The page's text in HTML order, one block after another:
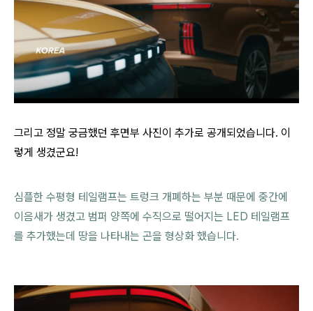
그리고 정말 궁금했던 후면부 사진이 추가로 공개되었습니다. 이
렇게 생겼군요!
심플한 수평형 테일램프는 트렁크 개폐하는 부분 때문에 중간에
이음새가 생겼고 범퍼 양쪽에 수직으로 떨어지는 LED 테일램프
를 추가했는데 땅을 나타내는 곤을 형상화 했습니다.